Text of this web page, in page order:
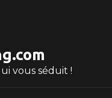
vous séduit !